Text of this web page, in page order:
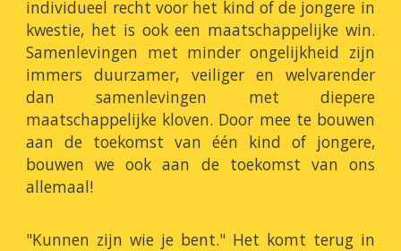
individueel recht voor het kind of de jongere in
kwestie, het is ook een maatschappelijke win.
Samenlevingen met minder ongelijkheid zijn
immers duurzamer, veiliger en welvarender
dan samenlevingen met diepere
maatschappelijke kloven. Door mee te bouwen
aan de toekomst van één kind of jongere,
bouwen we ook aan de toekomst van ons
allemaal!
"Kunnen zijn wie je bent." Het komt terug in